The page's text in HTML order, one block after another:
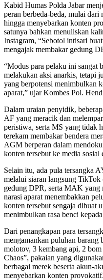
Kabid Humas Polda Jabar
peran berbeda-beda, mulai dari
hingga menyebarkan konten
satunya bahkan menuliskan
Instagram, “Sebotol intisari
mengajak membakar gedung
“Modus para pelaku ini sangat
melakukan aksi anarkis, tetapi
yang berpotensi menimbulkan
aparat,” ujar Kombes Pol.
Dalam uraian penyidik,
AF yang meracik dan
peristiwa, serta MS yang tidak
terekam membakar bendera
AGM berperan dalam
konten tersebut ke media
Selain itu, ada pula tersangka
melalui siaran langsung
gedung DPR, serta MAK yang
narasi aparat menembakkan
konten tersebut sengaja dibuat
menimbulkan rasa benci
Dari penangkapan para
mengamankan puluhan
molotov, 3 kembang api, 2
Chaos”, pakaian yang
berbagai merek beserta akun-
menyebarkan konten provokatif.